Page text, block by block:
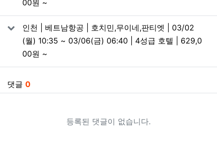
00원 ~
인천 | 베트남항공 | 호치민,무이네,판티엣 | 03/02
(월) 10:35 ~ 03/06(금) 06:40 | 4성급 호텔 | 629,0
00원 ~
댓글 0
등록된 댓글이 없습니다.